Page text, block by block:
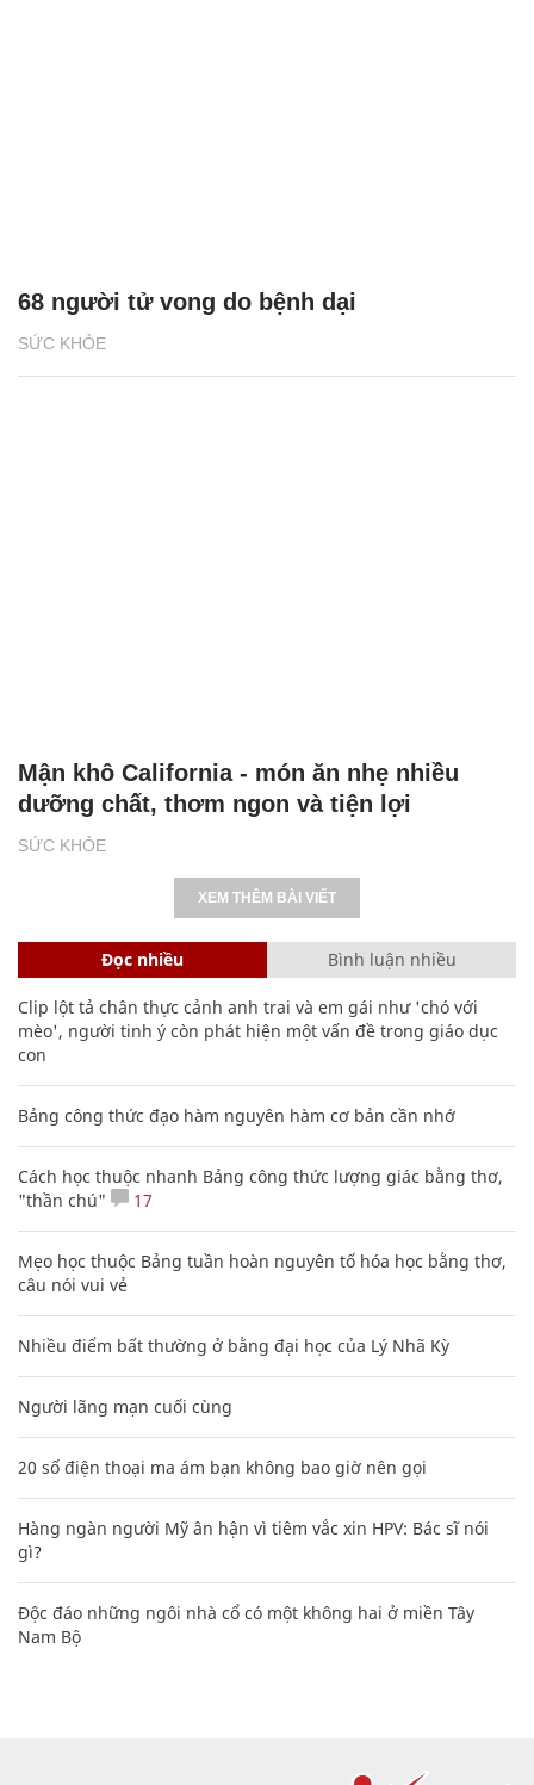
SỨC KHỎE
68 người tử vong do bệnh dại
SỨC KHỎE
Mận khô California - món ăn nhẹ nhiều
dưỡng chất, thơm ngon và tiện lợi
XEM THÊM BÀI VIẾT
Đọc nhiều Bình luận nhiều
Clip lột tả chân thực cảnh anh trai và em gái như 'chó với
mèo', người tinh ý còn phát hiện một vấn đề trong giáo dục
con
Bảng công thức đạo hàm nguyên hàm cơ bản cần nhớ
Cách học thuộc nhanh Bảng công thức lượng giác bằng thơ,
"thần chú"
17
Mẹo học thuộc Bảng tuần hoàn nguyên tố hóa học bằng thơ,
câu nói vui vẻ
Nhiều điểm bất thường ở bằng đại học của Lý Nhã Kỳ
Người lãng mạn cuối cùng
20 số điện thoại ma ám bạn không bao giờ nên gọi
Hàng ngàn người Mỹ ân hận vì tiêm vắc xin HPV: Bác sĩ nói
gì?
Độc đáo những ngôi nhà cổ có một không hai ở miền Tây
Nam Bộ